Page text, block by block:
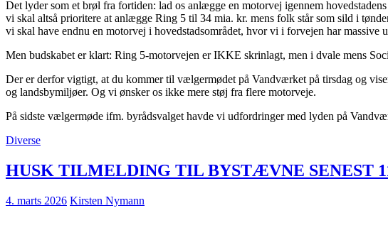
Det lyder som et brøl fra fortiden: lad os anlægge en motorvej igennem
vi skal altså prioritere at anlægge Ring 5 til 34 mia. kr. mens folk står som sild i
vi skal have endnu en motorvej i hovedstadsområdet, hvor vi i forvejen har
Men budskabet er klart: Ring 5-motorvejen er IKKE skrinlagt, men i dvale mens
Der er derfor vigtigt, at du kommer til vælgermødet på Vandværket på tirsdag og
og landsbymiljøer. Og vi ønsker os ikke mere støj fra flere motorveje.
På sidste vælgermøde ifm. byrådsvalget havde vi udfordringer med lyden på
Diverse
HUSK TILMELDING TIL BYSTÆVNE SENEST
4. marts 2026 Kirsten Nymann